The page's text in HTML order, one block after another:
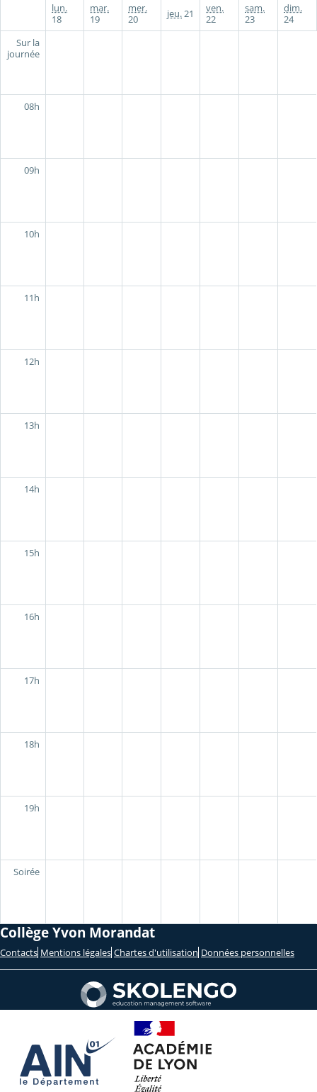
lun.
18
mar.
19
mer.
20
jeu.21
ven.
22
sam.
23
dim.
24
Sur la
journée
08h
09h
10h
11h
12h
13h
14h
15h
16h
17h
18h
19h
Soirée
Collège Yvon Morandat
Contacts Mentions légales Chartes d'utilisation Données personnelles